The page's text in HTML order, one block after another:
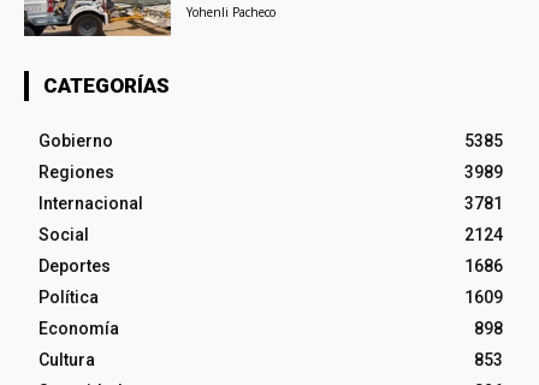
Yohenli Pacheco
CATEGORÍAS
Gobierno
5385
Regiones
3989
Internacional
3781
Social
2124
Deportes
1686
Política
1609
Economía
898
Cultura
853